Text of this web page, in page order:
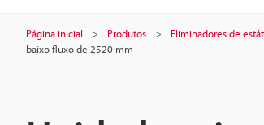
Página inicial Produtos Eliminadores de
baixo fluxo de 2520 mm